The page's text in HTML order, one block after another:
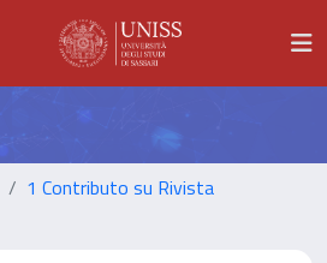
1 Contributo su Rivista